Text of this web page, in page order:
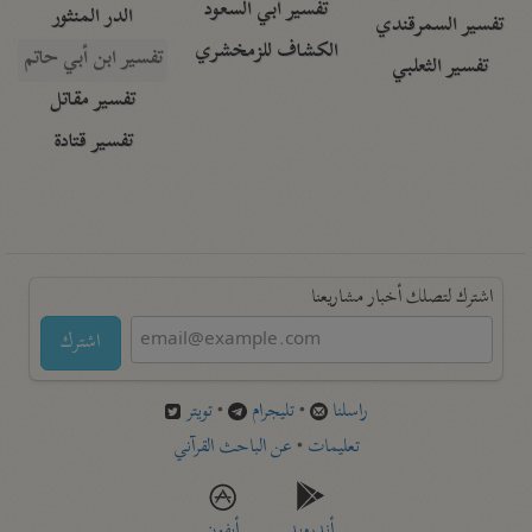
تفسير السمرقندي
تفسير الثعلبي
تفسير أبي السعود
الكشاف للزمخشري
الدر المنثور
تفسير ابن أبي حاتم
تفسير مقاتل
تفسير قتادة
اشترك لتصلك أخبار مشاريعنا
اشترك
راسلنا •تليجرام •تويتر
تعليمات •عن الباحث القرآني